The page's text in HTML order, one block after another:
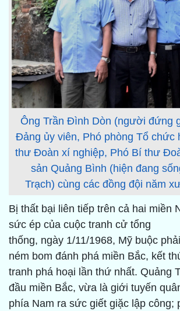
Ông Trần Đình Dòn (người đứng
Đảng ủy viên, Phó phòng Tổ chức
thư Đoàn xí nghiệp, Phó Bí thư
sản Quảng Bình (hiện đang
Trạch) cùng các đồng đội năm
Bị thất bại liên tiếp trên cả hai miền
sức ép của cuộc tranh cử tổng
thống, ngày 1/11/1968, Mỹ buộc
ném bom đánh phá miền Bắc, kết
tranh phá hoại lần thứ nhất. Quảng
đầu miền Bắc, vừa là giới tuyến
phía Nam ra sức giết giặc lập công;